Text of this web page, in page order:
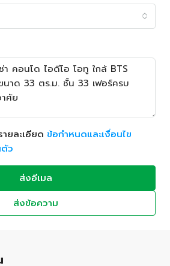
ยละเอียด ข้อกำหนดและเงื่อนไข
ว
ส่งอีเมล
ส่งข้อความ